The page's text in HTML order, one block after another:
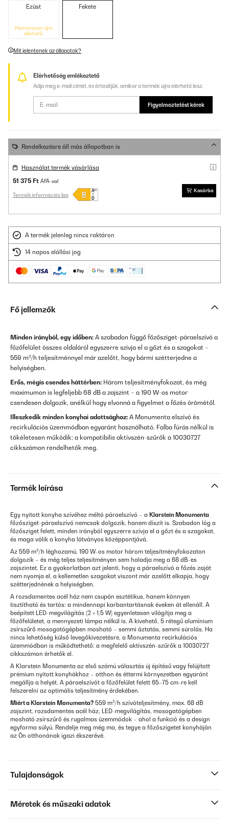
Ezüst
Hamarosan újra
elérhető
Fekete
Mit jelentenek az állapotok?
Elérhetőség emlékeztető
Adja meg e-mail címét, és értesítjük, amikor a termék újra elérhető lesz.
Figyelmeztetést kérek
Rendelkezésre áll más állapotban is
Használat termék vásárlása
51 375 Ft ÁFÁ-val
Termék információs lap
Kosárba
A termék jelenleg nincs raktáron
14 napos elállási jog
Fő jellemzők
Minden irányból, egy időben: A szabadon függő főzősziget-páraelszívó a
főzőfelület összes oldaláról egyszerre szívja el a gőzt és a szagokat –
559 m³/h teljesítménnyel már azelőtt, hogy bármi szétterjedne a
helyiségben.
Erős, mégis csendes háttérben: Három teljesítményfokozat, és még
maximumon is legfeljebb 68 dB a zajszint – a 190 W-os motor
csendesen dolgozik, anélkül hogy elvonná a figyelmet a főzés örömétől.
Illeszkedik minden konyhai adottsághoz: A Monumenta elszívó és
recirkulációs üzemmódban egyaránt használható. Falba fúrás nélkül is
tökéletesen működik: a kompatibilis aktívszén-szűrők a 10030727
cikkszámon rendelhetők meg.
Termék leírása
Egy nyitott konyha szívéhez méltó páraelszívó – a Klarstein Monumenta
főzősziget-páraelszívó nemcsak dolgozik, hanem díszít is. Szabadon lóg a
főzősziget felett, minden irányból egyszerre szívja el a gőzt és a szagokat,
és maga válik a konyha látványos középpontjává.
Az 559 m³/h léghozamú, 190 W-os motor három teljesítményfokozaton
dolgozik – és még teljes teljesítményen sem haladja meg a 68 dB-es
zajszintet. Ez a gyakorlatban azt jelenti, hogy a páraelszívó a főzés zaját
nem nyomja el, a kellemetlen szagokat viszont már azelőtt elkapja, hogy
szétterjednének a helyiségben.
A rozsdamentes acél ház nem csupán esztétikus, hanem könnyen
tisztítható és tartós: a mindennapi karbantartásnak éveken át ellenáll. A
beépített LED-megvilágítás (2 × 1,5 W) egyenletesen világítja meg a
főzőfelületet, a mennyezeti lámpa nélkül is. A kivehető, 5 rétegű alumínium
zsírszűrő mosogatógépben mosható – semmi áztatás, semmi súrolás. Ha
nincs lehetőség külső levegőkivezetésre, a Monumenta recirkulációs
üzemmódban is működtethető: a megfelelő aktívszén-szűrők a 10030727
cikkszámon érhetők el.
A Klarstein Monumenta az első számú választás új építésű vagy felújított
prémium nyitott konyhákhoz – otthon és éttermi környezetben egyaránt
megállja a helyét. A páraelszívót a főzőfelület felett 65–75 cm-re kell
felszerelni az optimális teljesítmény érdekében.
Miért a Klarstein Monumenta? 559 m³/h szívóteljesítmény, max. 68 dB
zajszint, rozsdamentes acél ház, LED-megvilágítás, mosogatógépben
mosható zsírszűrő és rugalmas üzemmódok – ahol a funkció és a design
egyforma súlyú. Rendelje meg még ma, és tegye a főzőszigetet konyháján
az Ön otthonának igazi ékszerévé.
Tulajdonságok
Méretek és műszaki adatok